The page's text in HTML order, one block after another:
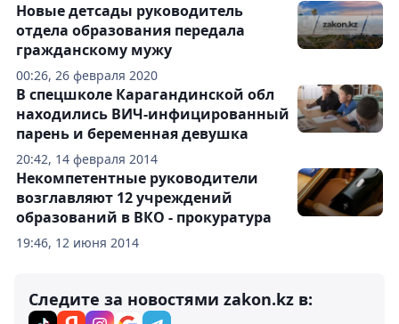
00:26, 26 февраля 2020
Новые детсады руководитель
отдела образования передала
гражданскому мужу
20:42, 14 февраля 2014
В спецшколе Карагандинской обл
находились ВИЧ-инфицированный
парень и беременная девушка
19:46, 12 июня 2014
Некомпетентные руководители
возглавляют 12 учреждений
образований в ВКО - прокуратура
Следите за новостями zakon.kz в: